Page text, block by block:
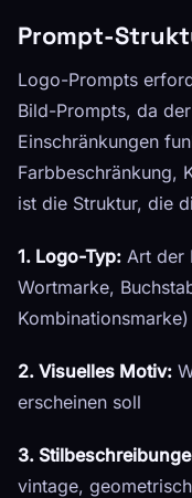
Prompt-
Logo-Prompts
Bild-Prompts, da
Einschränkungen
Farbbeschränkung,
ist die Struktur, die
1. Logo-Typ: Art der
Wortmarke,
Kombinationsmarke)
2. Visuelles Motiv:
erscheinen soll
3.
vintage,